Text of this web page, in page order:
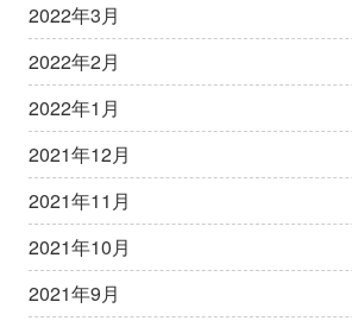
2022年3月
2022年2月
2022年1月
2021年12月
2021年11月
2021年10月
2021年9月